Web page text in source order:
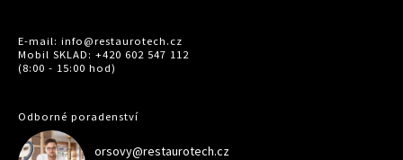
E-mail: info@restaurotech.cz
Mobil SKLAD: +420 602 547 112
(8:00 - 15:00 hod)
Odborné poradenství
orsovy@restaurotech.cz